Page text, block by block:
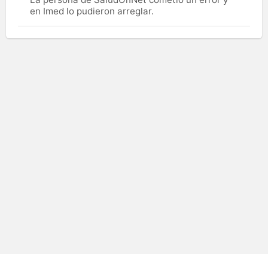
en Imed lo pudieron arreglar.